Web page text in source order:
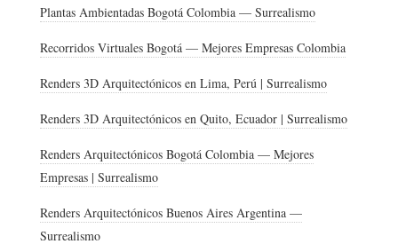
Plantas Ambientadas Bogotá Colombia — Surrealismo
Recorridos Virtuales Bogotá — Mejores Empresas Colombia
Renders 3D Arquitectónicos en Lima, Perú | Surrealismo
Renders 3D Arquitectónicos en Quito, Ecuador | Surrealismo
Renders Arquitectónicos Bogotá Colombia — Mejores
Empresas | Surrealismo
Renders Arquitectónicos Buenos Aires Argentina —
Surrealismo